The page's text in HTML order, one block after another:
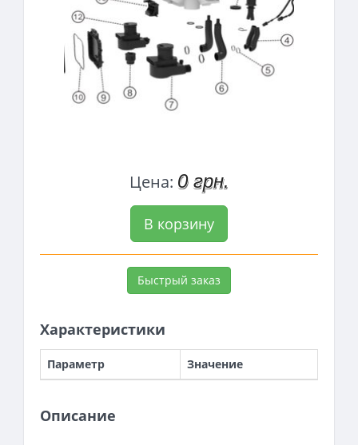
Цена: 0 грн.
В корзину
Быстрый заказ
Характеристики
Параметр Значение
Описание